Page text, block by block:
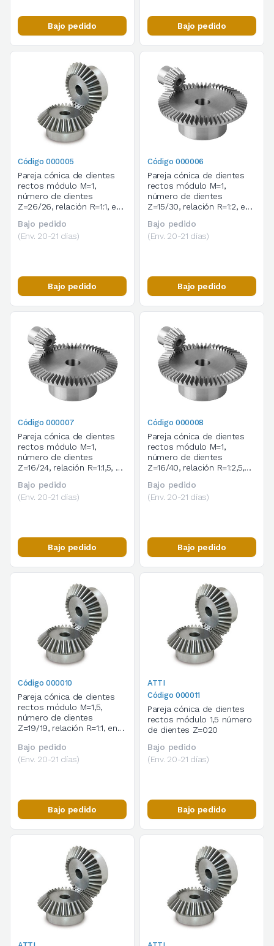
Bajo pedido Bajo pedido
Código 000005
Pareja cónica de dientes
rectos módulo M=1,
número de dientes
Z=26/26, relación R=1:1, en
Bajo pedido
(Env. 20-21 días)
Bajo pedido
Código 000006
Pareja cónica de dientes
rectos módulo M=1,
número de dientes
Z=15/30, relación R=1:2, en
Bajo pedido
(Env. 20-21 días)
Bajo pedido
Código 000007
Pareja cónica de dientes
rectos módulo M=1,
número de dientes
Z=16/24, relación R=1:1,5, en
Bajo pedido
(Env. 20-21 días)
Bajo pedido
Código 000008
Pareja cónica de dientes
rectos módulo M=1,
número de dientes
Z=16/40, relación R=1:2,5,
Bajo pedido
(Env. 20-21 días)
Bajo pedido
Código 000010
Pareja cónica de dientes
rectos módulo M=1,5,
número de dientes
Z=19/19, relación R=1:1, en
Bajo pedido
(Env. 20-21 días)
Bajo pedido
ATTI
Código 000011
Pareja cónica de dientes
rectos módulo 1,5 número
de dientes Z=020
Bajo pedido
(Env. 20-21 días)
Bajo pedido